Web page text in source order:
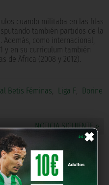
×
cuando militaba en las filas
también partidos de la
Además, como internacional,
y en su currículum también
de África (2008 y 2012).
Betis Féminas, Liga F, Dorine
NOTICIA SIGUIENTE »